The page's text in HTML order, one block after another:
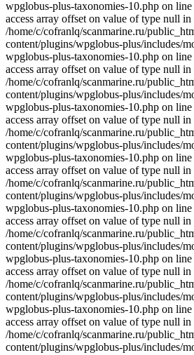
wpglobus-plus-taxonomies-10.php on
access array offset on value of type null in
/home/c/cofranlq/scanmarine.ru/
content/plugins/wpglobus-plus/includes/
wpglobus-plus-taxonomies-10.php on
access array offset on value of type null in
/home/c/cofranlq/scanmarine.ru/
content/plugins/wpglobus-plus/includes/
wpglobus-plus-taxonomies-10.php on
access array offset on value of type null in
/home/c/cofranlq/scanmarine.ru/
content/plugins/wpglobus-plus/includes/
wpglobus-plus-taxonomies-10.php on
access array offset on value of type null in
/home/c/cofranlq/scanmarine.ru/
content/plugins/wpglobus-plus/includes/
wpglobus-plus-taxonomies-10.php on
access array offset on value of type null in
/home/c/cofranlq/scanmarine.ru/
content/plugins/wpglobus-plus/includes/
wpglobus-plus-taxonomies-10.php on
access array offset on value of type null in
/home/c/cofranlq/scanmarine.ru/
content/plugins/wpglobus-plus/includes/
wpglobus-plus-taxonomies-10.php on
access array offset on value of type null in
/home/c/cofranlq/scanmarine.ru/
content/plugins/wpglobus-plus/includes/